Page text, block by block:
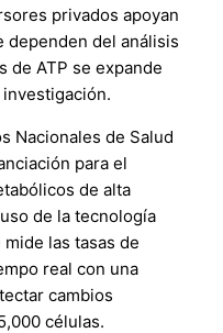
privados apoyan
del análisis
de ATP se expande
Nacionales de Salud
para el
de alta
de la tecnología
las tasas de
real con una
cambios
células.